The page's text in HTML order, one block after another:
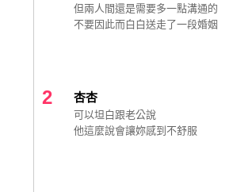
但兩人間還是需要多一點溝通的
不要因此而白白送走了一段婚姻
2 杏杏
可以坦白跟老公說
他這麼說會讓妳感到不舒服